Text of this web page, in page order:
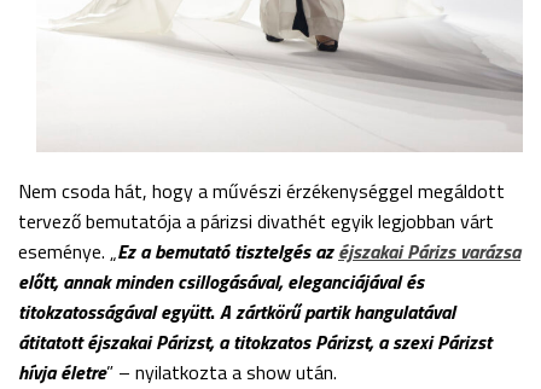
Nem csoda hát, hogy a művészi érzékenységgel megáldott
tervező bemutatója a párizsi divathét egyik legjobban várt
eseménye. „Ez a bemutató tisztelgés azéjszakai Párizs varázsa
előtt, annak minden csillogásával, eleganciájával és
titokzatosságával együtt.A zártkörű partik hangulatával
átitatott éjszakai Párizst, a titokzatos Párizst, a szexi Párizst
hívja életre” – nyilatkozta a show után.